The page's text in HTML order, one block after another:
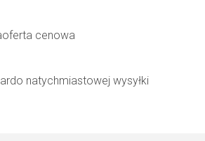
oferta cenowa
do natychmiastowej wysyłki